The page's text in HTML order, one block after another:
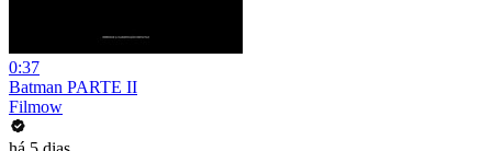
0:37
Batman PARTE II
Filmow